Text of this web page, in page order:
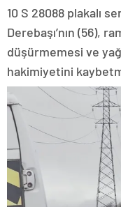
10 S 28088 plakalı
Derebaşı’nın (56),
düşürmemesi ve
hakimiyetini